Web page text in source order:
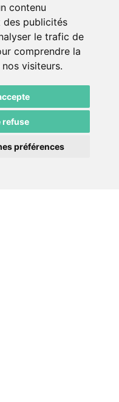
contenu
des publicités
le trafic de
comprendre la
visiteurs.
refuse
préférences
03